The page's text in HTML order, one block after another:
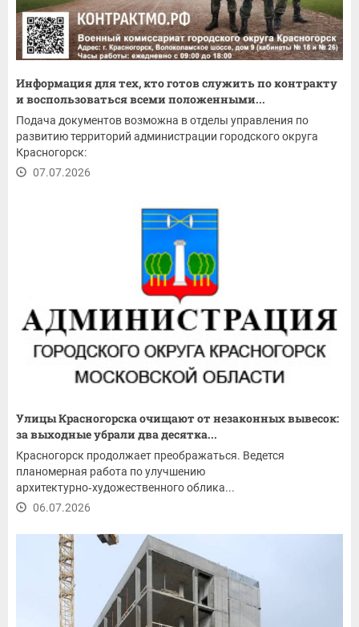
Информация для тех, кто готов служить по контракту
и воспользоваться всеми положенными...
Подача документов возможна в отделы управления по
развитию территорий администрации городского округа
Красногорск:
07.07.2026
Улицы Красногорска очищают от незаконных вывесок:
за выходные убрали два десятка...
Красногорск продолжает преображаться. Ведется
планомерная работа по улучшению
архитектурно‑художественного облика...
06.07.2026